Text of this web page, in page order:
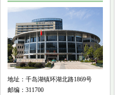
地址：千岛湖镇环湖北路1869号
邮编：311700